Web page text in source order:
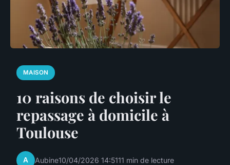
MAISON
10 raisons de choisir le
repassage à domicile à
Toulouse
A Aubine10/04/2026 14:5111 min de lecture